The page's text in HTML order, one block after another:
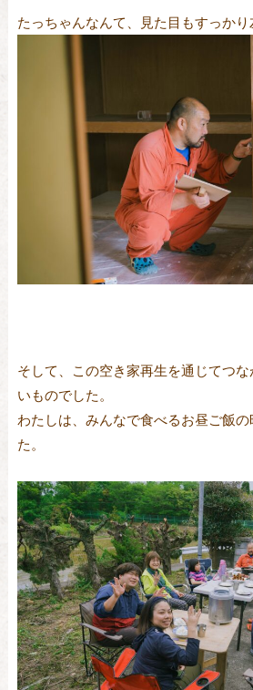
たっちゃんなんて、見た目もすっか
そして、この空き家再生を通じてつ
いものでした。
わたしは、みんなで食べるお昼ご飯
た。